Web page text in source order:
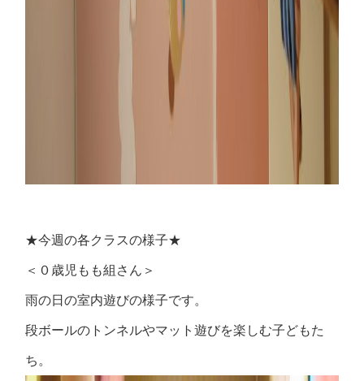
★今週の各クラスの様子★
＜０歳児もも組さん＞
雨の日の室内遊びの様子です。
段ボールのトンネルやマット遊びを楽しむ子どもた
ち。